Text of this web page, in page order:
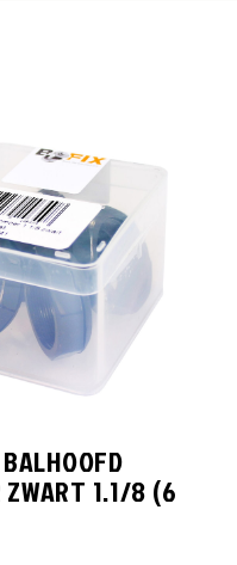
ZWART 1.1/8 (6